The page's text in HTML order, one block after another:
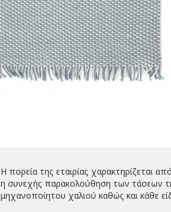
Η πορεία της εταιρίας χαρακτηρίζεται
η συνεχής παρακολούθηση των τάσεων
μηχανοποίητου χαλιού καθώς και κάθε